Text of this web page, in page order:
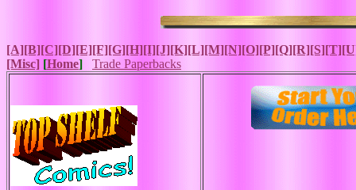
[A][B][C][D][E][F][G][H][I][J][K][L][M][N][O][P][Q][R][S][T]
[Misc] [Home] Trade Paperbacks